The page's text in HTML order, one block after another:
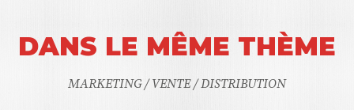
DANS LE MÊME THÈME
MARKETING / VENTE / DISTRIBUTION